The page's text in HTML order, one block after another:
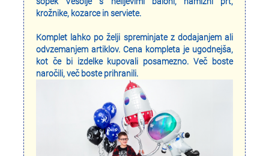
krožnike, kozarce in serviete.
Komplet lahko po želji spreminjate z dodajanjem ali
odvzemanjem artiklov. Cena kompleta je ugodnejša,
kot če bi izdelke kupovali posamezno. Več boste
naročili, več boste prihranili.